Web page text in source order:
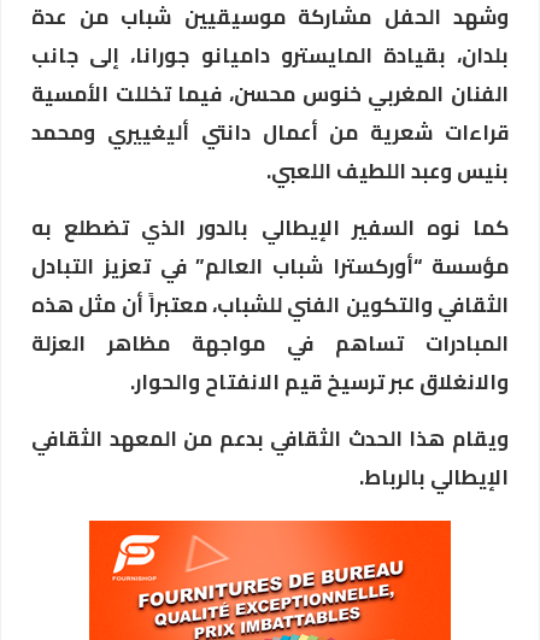
وشهد الحفل مشاركة موسيقيين شباب من عدة
بلدان، بقيادة المايسترو داميانو جورانا، إلى جانب
الفنان المغربي خنوس محسن، فيما تخللت الأمسية
قراءات شعرية من أعمال دانتي أليغييري ومحمد
بنيس وعبد اللطيف اللعبي.
كما نوه السفير الإيطالي بالدور الذي تضطلع به
مؤسسة “أوركسترا شباب العالم” في تعزيز التبادل
الثقافي والتكوين الفني للشباب، معتبراً أن مثل هذه
المبادرات تساهم في مواجهة مظاهر العزلة
والانغلاق عبر ترسيخ قيم الانفتاح والحوار.
ويقام هذا الحدث الثقافي بدعم من المعهد الثقافي
الإيطالي بالرباط.